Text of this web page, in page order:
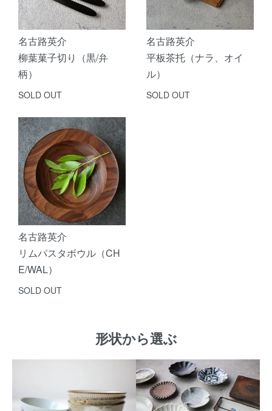
名古路英介
柳葉菓子切り（黒/弁
柄）
SOLD OUT
名古路英介
平板茶托（ナラ、オイ
ル）
SOLD OUT
名古路英介
リムパスタボウル（CH
E/WAL）
SOLD OUT
形状から選ぶ